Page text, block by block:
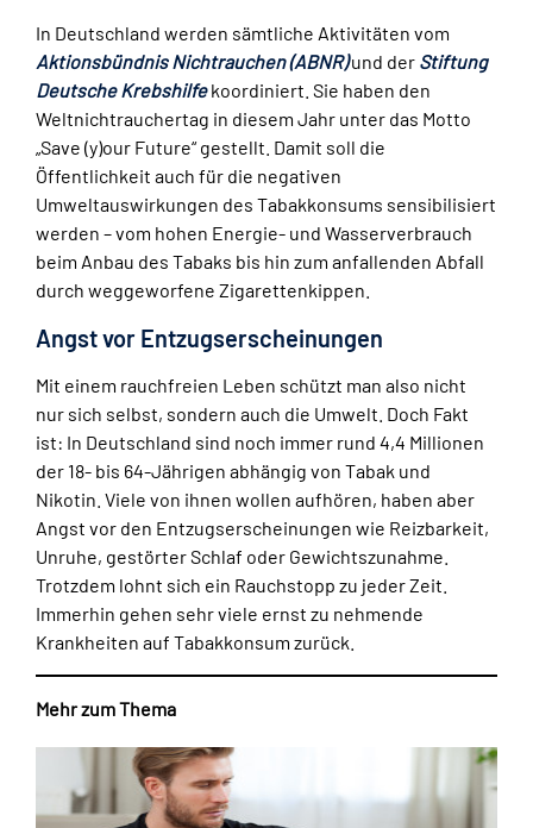
In Deutschland werden sämtliche Aktivitäten vom
Aktionsbündnis Nichtrauchen (ABNR)und der Stiftung
Deutsche Krebshilfe koordiniert. Sie haben den
Weltnichtrauchertag in diesem Jahr unter das Motto
„Save (y)our Future“ gestellt. Damit soll die
Öffentlichkeit auch für die negativen
Umweltauswirkungen des Tabakkonsums sensibilisiert
werden – vom hohen Energie- und Wasserverbrauch
beim Anbau des Tabaks bis hin zum anfallenden Abfall
durch weggeworfene Zigarettenkippen.
Angst vor Entzugserscheinungen
Mit einem rauchfreien Leben schützt man also nicht
nur sich selbst, sondern auch die Umwelt. Doch Fakt
ist: In Deutschland sind noch immer rund 4,4 Millionen
der 18- bis 64-Jährigen abhängig von Tabak und
Nikotin. Viele von ihnen wollen aufhören, haben aber
Angst vor den Entzugserscheinungen wie Reizbarkeit,
Unruhe, gestörter Schlaf oder Gewichtszunahme.
Trotzdem lohnt sich ein Rauchstopp zu jeder Zeit.
Immerhin gehen sehr viele ernst zu nehmende
Krankheiten auf Tabakkonsum zurück.
Mehr zum Thema